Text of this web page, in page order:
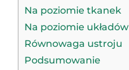
Na poziomie tkanek
Na poziomie układów
Równowaga ustroju
Podsumowanie